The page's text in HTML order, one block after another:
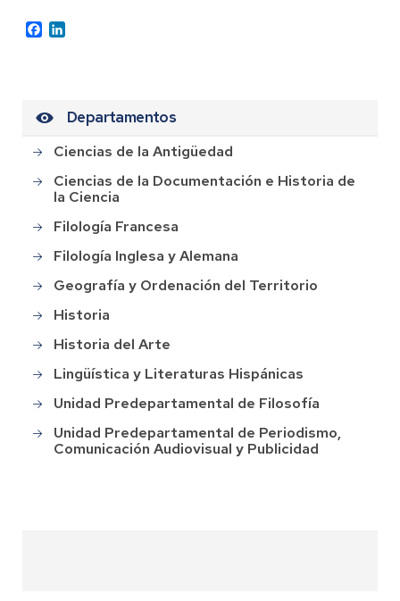
Facebook
Departamentos
Ciencias de la Antigüedad
Ciencias de la Documentación e Historia de
la Ciencia
Filología Francesa
Filología Inglesa y Alemana
Geografía y Ordenación del Territorio
Historia
Historia del Arte
Lingüística y Literaturas Hispánicas
Unidad Predepartamental de Filosofía
Unidad Predepartamental de Periodismo,
Comunicación Audiovisual y Publicidad